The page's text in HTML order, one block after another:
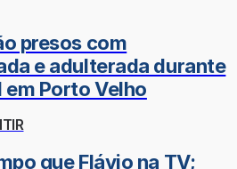
presos com
e adulterada durante
Porto Velho
que Flávio na TV;